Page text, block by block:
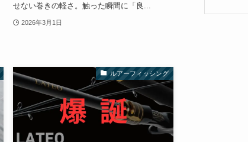
せない巻きの軽さ。触った瞬間に「良...
2026年3月1日
ルアーフィッシング